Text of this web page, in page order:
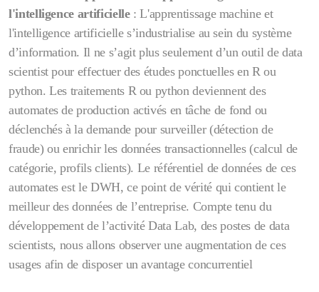
l'intelligence artificielle : L'apprentissage machine et
l'intelligence artificielle s’industrialise au sein du système
d’information. Il ne s’agit plus seulement d’un outil de data
scientist pour effectuer des études ponctuelles en R ou
python. Les traitements R ou python deviennent des
automates de production activés en tâche de fond ou
déclenchés à la demande pour surveiller (détection de
fraude) ou enrichir les données transactionnelles (calcul de
catégorie, profils clients). Le référentiel de données de ces
automates est le DWH, ce point de vérité qui contient le
meilleur des données de l’entreprise. Compte tenu du
développement de l’activité Data Lab, des postes de data
scientists, nous allons observer une augmentation de ces
usages afin de disposer un avantage concurrentiel